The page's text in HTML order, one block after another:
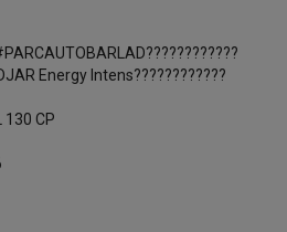
Energy Intens????????????
130 CP